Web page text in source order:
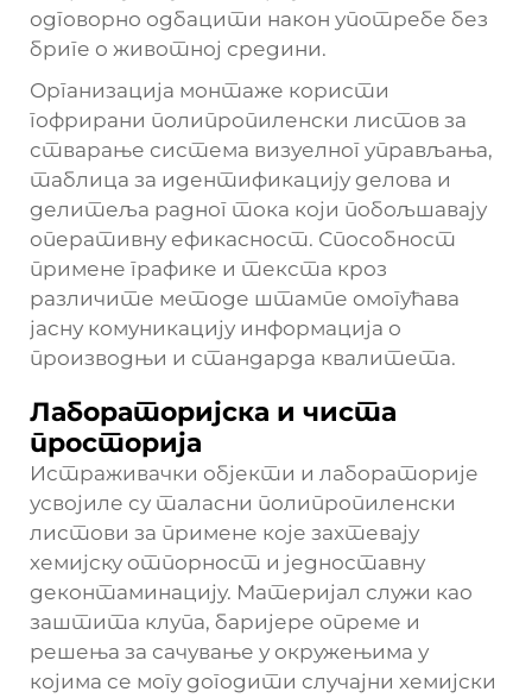
одговорно одбацити након употребе без
бриге о животној средини.
Организација монтаже користи
гофрирани полипропиленски листов за
стварање система визуелног управљања,
таблица за идентификацију делова и
делитеља радног тока који побољшавају
оперативну ефикасност. Способност
примене графике и текста кроз
различите методе штампе омогућава
јасну комуникацију информација о
производњи и стандарда квалитета.
Лабораторијска и чиста
просторија
Истраживачки објекти и лабораторије
усвојиле су таласни полипропиленски
листови за примене које захтевају
хемијску отпорност и једноставну
деконтаминацију. Материјал служи као
заштита клупа, баријере опреме и
решења за сачување у окружењима у
којима се могу догодити случајни хемијски